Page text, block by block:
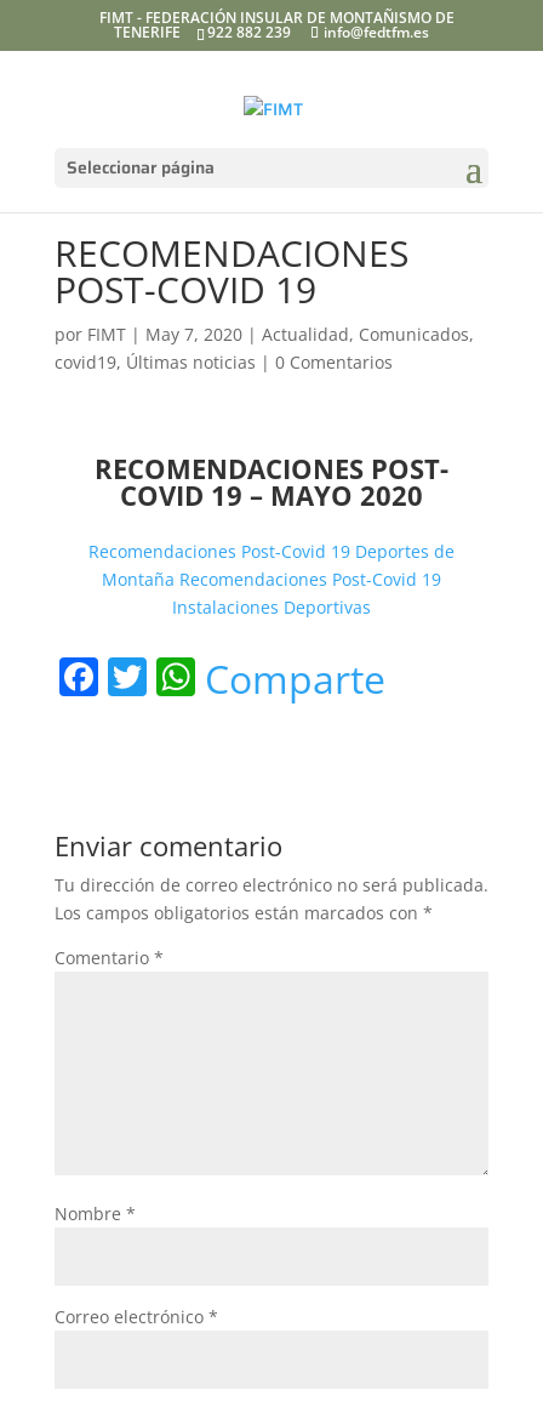
FIMT - FEDERACIÓN INSULAR DE MONTAÑISMO DE
TENERIFE 922 882 239 info@fedtfm.es
Seleccionar página
RECOMENDACIONES
POST-COVID 19
por FIMT| May 7, 2020| Actualidad, Comunicados,
covid19, Últimas noticias | 0 Comentarios
RECOMENDACIONES POST-
COVID 19 – MAYO 2020
Recomendaciones Post-Covid 19 Deportes de
Montaña Recomendaciones Post-Covid 19
Instalaciones Deportivas
F
b
o
o
k
T W
A
p
p
Comparte
Enviar comentario
Tu dirección de correo electrónico no será publicada.
Los campos obligatorios están marcados con *
Comentario *
Nombre *
Correo electrónico *